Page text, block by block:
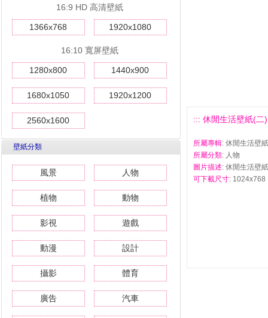
16:9 HD 高清壁紙
1366x768 1920x1080
16:10 寬屏壁紙
1280x800 1440x900
1680x1050 1920x1200
2560x1600
壁紙分類
風景 人物
植物 動物
影視 遊戲
動漫 設計
攝影 體育
廣告 汽車
::: 休閒生活壁紙(二
所屬專輯: 休閒生活壁
所屬分類: 人物
圖片描述: 休閒生活壁
可下載尺寸: